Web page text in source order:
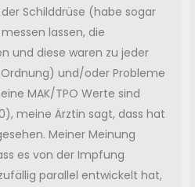
Schilddrüse (habe sogar
lassen, die
und diese waren zu jeder
und/oder Probleme
MAK/TPO Werte sind
meine Ärztin sagt, dass hat
Meiner Meinung
es von der Impfung
parallel entwickelt hat,